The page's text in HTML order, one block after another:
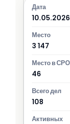
10.05.2026
3 147
46
108